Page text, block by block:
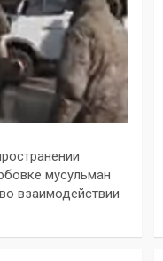
мусульман
взаимодействии